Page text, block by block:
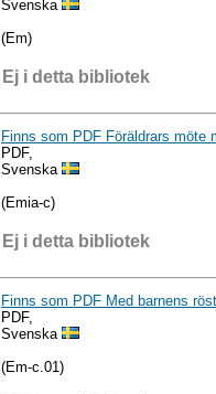
Svenska
(Em)
Ej i detta bibliotek
Finns som PDF Föräldrars möte
PDF,
Svenska
(Emia-c)
Ej i detta bibliotek
Finns som PDF Med barnens
PDF,
Svenska
(Em-c.01)